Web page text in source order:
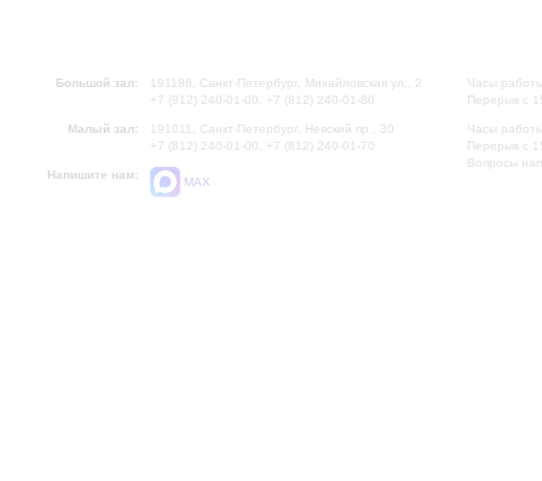
Большой зал:
191186, Санкт-Петербург, Михайловская ул., 2
+7 (812) 240-01-00, +7 (812) 240-01-80
Малый зал:
191011, Санкт-Петербург, Невский пр., 30
+7 (812) 240-01-00, +7 (812) 240-01-70
Напишите нам:
MAX
Часы
Перерыв с
Часы
Перерыв с
Вопросы